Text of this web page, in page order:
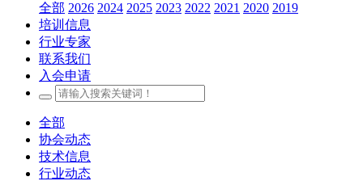
全部 2026 2024 2025 2023 2022 2021 2020 2019
培训信息
行业专家
联系我们
入会申请
全部
协会动态
技术信息
行业动态